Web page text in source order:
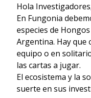
Hola
En Fungonia
especies de
Argentina. Hay que
equipo o en
las cartas a jugar.
El ecosistema y la
suerte en sus